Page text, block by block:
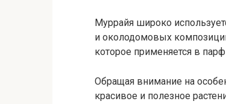
Муррайя широко
и околодомовых
которое применяется в
Обращая внимание на
красивое и полезное